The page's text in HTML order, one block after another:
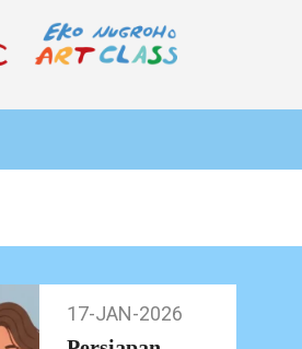
Jan-
17-JAN-2026